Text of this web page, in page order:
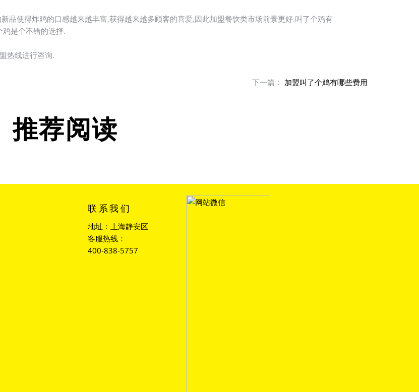
品使得炸鸡的口感越来越丰富,获得越来越多顾客的喜爱,因此加盟餐饮类市场前景更好.叫了个鸡有
是个不错的选择.
热线进行咨询.
下一篇： 加盟叫了个鸡有哪些费用
推荐阅读
联系我们
地址：上海静安区
客服热线：
400-838-5757